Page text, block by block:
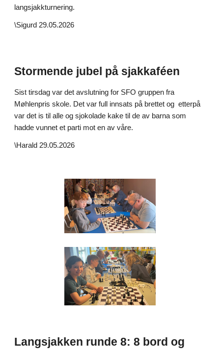
langsjakkturnering.
\Sigurd 29.05.2026
Stormende jubel på sjakkaféen
Sist tirsdag var det avslutning for SFO gruppen fra
Møhlenpris skole. Det var full innsats på brettet og etterpå
var det is til alle og sjokolade kake til de av barna som
hadde vunnet et parti mot en av våre.
\Harald 29.05.2026
Langsjakken runde 8: 8 bord og